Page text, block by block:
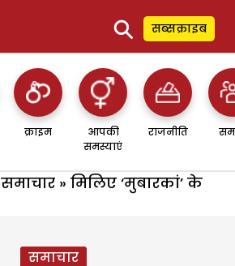
⚲ सब्सक्राइब
क्राइम
आपकी
समस्याएं
राजनीति
समाचार » मिलिए ‘मुबारकां’ के
समाचार